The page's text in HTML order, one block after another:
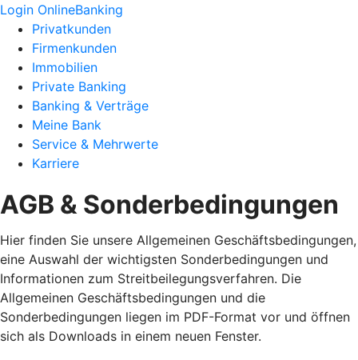
Login OnlineBanking
Privatkunden
Firmenkunden
Immobilien
Private Banking
Banking & Verträge
Meine Bank
Service & Mehrwerte
Karriere
AGB & Sonderbedingungen
Hier finden Sie unsere Allgemeinen Geschäftsbedingungen,
eine Auswahl der wichtigsten Sonderbedingungen und
Informationen zum Streitbeilegungsverfahren. Die
Allgemeinen Geschäftsbedingungen und die
Sonderbedingungen liegen im PDF-Format vor und öffnen
sich als Downloads in einem neuen Fenster.